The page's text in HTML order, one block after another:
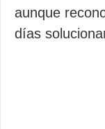
aunque
días